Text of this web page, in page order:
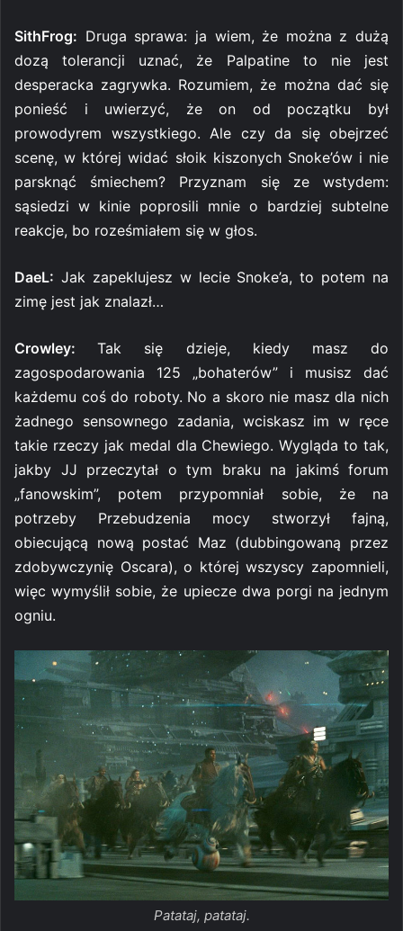
SithFrog: Druga sprawa: ja wiem, że można z dużą
dozą tolerancji uznać, że Palpatine to nie jest
desperacka zagrywka. Rozumiem, że można dać się
ponieść i uwierzyć, że on od początku był
prowodyrem wszystkiego. Ale czy da się obejrzeć
scenę, w której widać słoik kiszonych Snoke’ów i nie
parsknąć śmiechem? Przyznam się ze wstydem:
sąsiedzi w kinie poprosili mnie o bardziej subtelne
reakcje, bo roześmiałem się w głos.
DaeL: Jak zapeklujesz w lecie Snoke’a, to potem na
zimę jest jak znalazł…
Crowley:Tak się dzieje, kiedy masz do
zagospodarowania 125 „bohaterów” i musisz dać
każdemu coś do roboty. No a skoro nie masz dla nich
żadnego sensownego zadania, wciskasz im w ręce
takie rzeczy jak medal dla Chewiego. Wygląda to tak,
jakby JJ przeczytał o tym braku na jakimś forum
„fanowskim”, potem przypomniał sobie, że na
potrzeby Przebudzenia mocy stworzył fajną,
obiecującą nową postać Maz (dubbingowaną przez
zdobywczynię Oscara), o której wszyscy zapomnieli,
więc wymyślił sobie, że upiecze dwa porgi na jednym
ogniu.
Patataj, patataj.